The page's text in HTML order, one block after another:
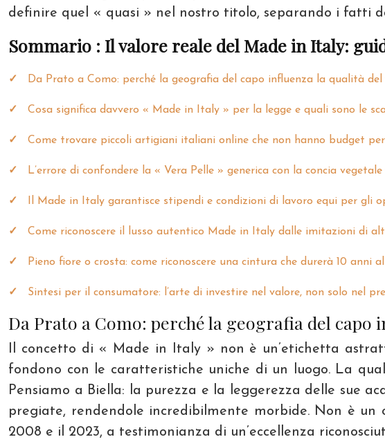
definire quel « quasi » nel nostro titolo, separando i fatti
Sommario : Il valore reale del Made in Italy:
Da Prato a Como: perché la geografia del capo influenza la qualità del
Cosa significa davvero « Made in Italy » per la legge e quali sono le
Come trovare piccoli artigiani italiani online che non hanno budget
L’errore di confondere la « Vera Pelle » generica con la concia
Il Made in Italy garantisce stipendi e condizioni di lavoro equi per gli
Come riconoscere il lusso autentico Made in Italy dalle imitazioni di
Pieno fiore o crosta: come riconoscere una cintura che durerà 10 anni
Sintesi per il consumatore: l’arte di investire nel valore, non solo nel
Da Prato a Como: perché la geografia del capo
Il concetto di « Made in Italy » non è un’etichetta
fondono con le caratteristiche uniche di un luogo. La
Pensiamo a Biella: la purezza e la leggerezza delle sue
pregiate, rendendole incredibilmente morbide. Non è un
2008 e il 2023, a testimonianza di un’eccellenza